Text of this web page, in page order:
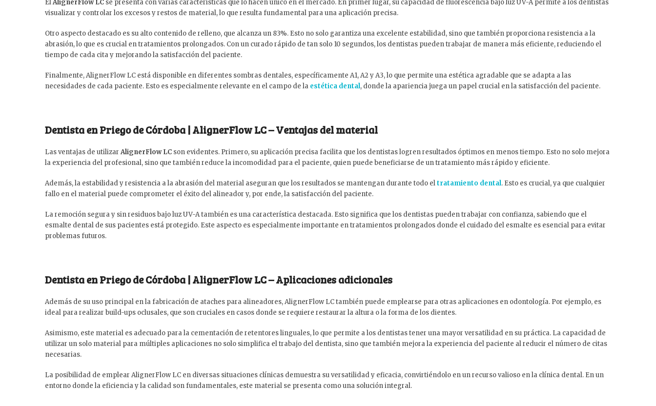
ElAlignerFlow LC se presenta con varias características que lo hacen único en el mercado. En primer lugar, su capacidad de fluorescencia bajo luz UV-A permite a los dentistas
visualizar y controlar los excesos y restos de material, lo que resulta fundamental para una aplicación precisa.
Otro aspecto destacado es su alto contenido de relleno, que alcanza un 83%. Esto no solo garantiza una excelente estabilidad, sino que también proporciona resistencia a la
abrasión, lo que es crucial en tratamientos prolongados. Con un curado rápido de tan solo 10 segundos, los dentistas pueden trabajar de manera más eficiente, reduciendo el
tiempo de cada cita y mejorando la satisfacción del paciente.
Finalmente, AlignerFlow LC está disponible en diferentes sombras dentales, específicamente A1, A2 y A3, lo que permite una estética agradable que se adapta a las
necesidades de cada paciente. Esto es especialmente relevante en el campo de la estética dental, donde la apariencia juega un papel crucial en la satisfacción del paciente.
Dentista en Priego de Córdoba | AlignerFlow LC – Ventajas del material
Las ventajas de utilizarAlignerFlow LC son evidentes. Primero, su aplicación precisa facilita que los dentistas logren resultados óptimos en menos tiempo. Esto no solo mejora
la experiencia del profesional, sino que también reduce la incomodidad para el paciente, quien puede beneficiarse de un tratamiento más rápido y eficiente.
Además, la estabilidad y resistencia a la abrasión del material aseguran que los resultados se mantengan durante todo eltratamiento dental. Esto es crucial, ya que cualquier
fallo en el material puede comprometer el éxito del alineador y, por ende, la satisfacción del paciente.
La remoción segura y sin residuos bajo luz UV-A también es una característica destacada. Esto significa que los dentistas pueden trabajar con confianza, sabiendo que el
esmalte dental de sus pacientes está protegido. Este aspecto es especialmente importante en tratamientos prolongados donde el cuidado del esmalte es esencial para evitar
problemas futuros.
Dentista en Priego de Córdoba | AlignerFlow LC – Aplicaciones adicionales
Además de su uso principal en la fabricación de ataches para alineadores, AlignerFlow LC también puede emplearse para otras aplicaciones en odontología. Por ejemplo, es
ideal para realizar build-ups oclusales, que son cruciales en casos donde se requiere restaurar la altura o la forma de los dientes.
Asimismo, este material es adecuado para la cementación de retentores linguales, lo que permite a los dentistas tener una mayor versatilidad en su práctica. La capacidad de
utilizar un solo material para múltiples aplicaciones no solo simplifica el trabajo del dentista, sino que también mejora la experiencia del paciente al reducir el número de citas
necesarias.
La posibilidad de emplear AlignerFlow LC en diversas situaciones clínicas demuestra su versatilidad y eficacia, convirtiéndolo en un recurso valioso en la clínica dental. En un
entorno donde la eficiencia y la calidad son fundamentales, este material se presenta como una solución integral.